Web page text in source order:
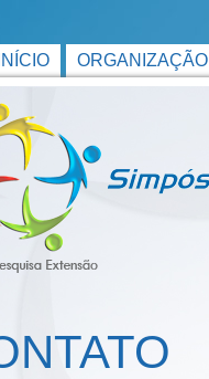
INÍCIO ORGANIZAÇÃO